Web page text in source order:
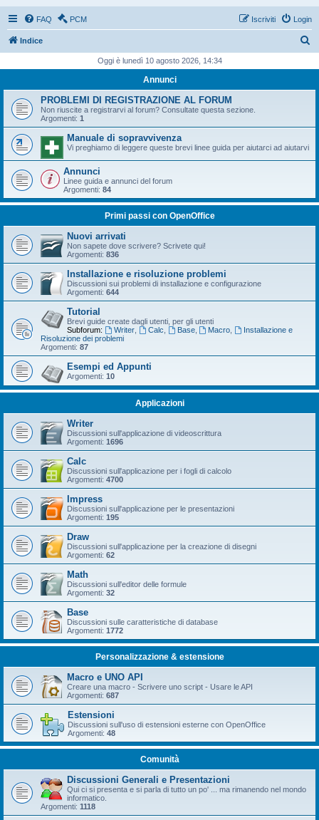
FAQ PCM Login
Iscriviti
Indice
c
Oggi è lunedì 10 agosto 2026, 14:34
Annunci
PROBLEMI DI REGISTRAZIONE AL FORUM
Non riuscite a registrarvi al forum? Consultate questa sezione.
Argomenti: 1
Manuale di sopravvivenza
Vi preghiamo di leggere queste brevi linee guida per aiutarci ad aiutarvi
Annunci
Linee guida e annunci del forum
Argomenti: 84
Primi passi con OpenOffice
Nuovi arrivati
Non sapete dove scrivere? Scrivete qui!
Argomenti: 836
Installazione e risoluzione problemi
Discussioni sui problemi di installazione e configurazione
Argomenti: 644
Tutorial
Brevi guide create dagli utenti, per gli utenti
Subforum:
Writer, Calc Base, Macro
Installazione e
Risoluzione dei problemi
Argomenti: 87
Esempi ed Appunti
Argomenti: 10
Applicazioni
Writer
Discussioni sull'applicazione di videoscrittura
Argomenti: 1696
Calc
Discussioni sull'applicazione per i fogli di calcolo
Argomenti: 4700
Impress
Discussioni sull'applicazione per le presentazioni
Argomenti: 195
Draw
Discussioni sull'applicazione per la creazione di disegni
Argomenti: 62
Math
Discussioni sull'editor delle formule
Argomenti: 32
Base
Discussioni sulle caratteristiche di database
Argomenti: 1772
Personalizzazione & estensione
Macro e UNO API
Creare una macro - Scrivere uno script - Usare le API
Argomenti: 687
Estensioni
Discussioni sull'uso di estensioni esterne con OpenOffice
Argomenti: 48
Comunità
Discussioni Generali e Presentazioni
Qui ci si presenta e si parla di tutto un po' ... ma rimanendo nel mondo
informatico.
Argomenti: 1118